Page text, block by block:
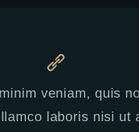
veniam, quis
laboris nisi ut